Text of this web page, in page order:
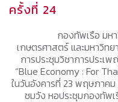
ครั้งที่ 24
กองทัพเรือ มห
เกษตรศาสตร์ และมหาวิท
การประชุมวิชาการประเ
“Blue Economy : For
ในวันอังคารที่ 23 พฤษภาค
ชมวัง หอประชุมกองทัพเ